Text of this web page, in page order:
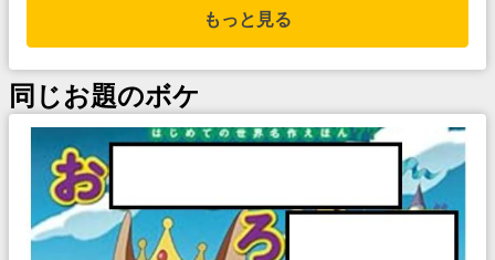
もっと見る
同じお題のボケ